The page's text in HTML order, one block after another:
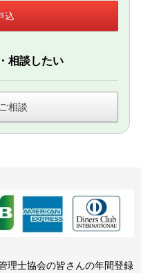
込
相談したい
相談
理士協会の皆さんの年間登録